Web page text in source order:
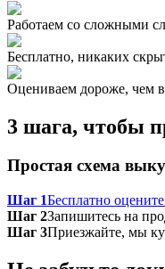
Работаем со сложными
Бесплатно, никаких
Оцениваем дороже, чем в
3 шага, чтобы
Простая схема
Шаг 1Бесплатно
Шаг 2Запишитесь на
Шаг 3Приезжайте, мы